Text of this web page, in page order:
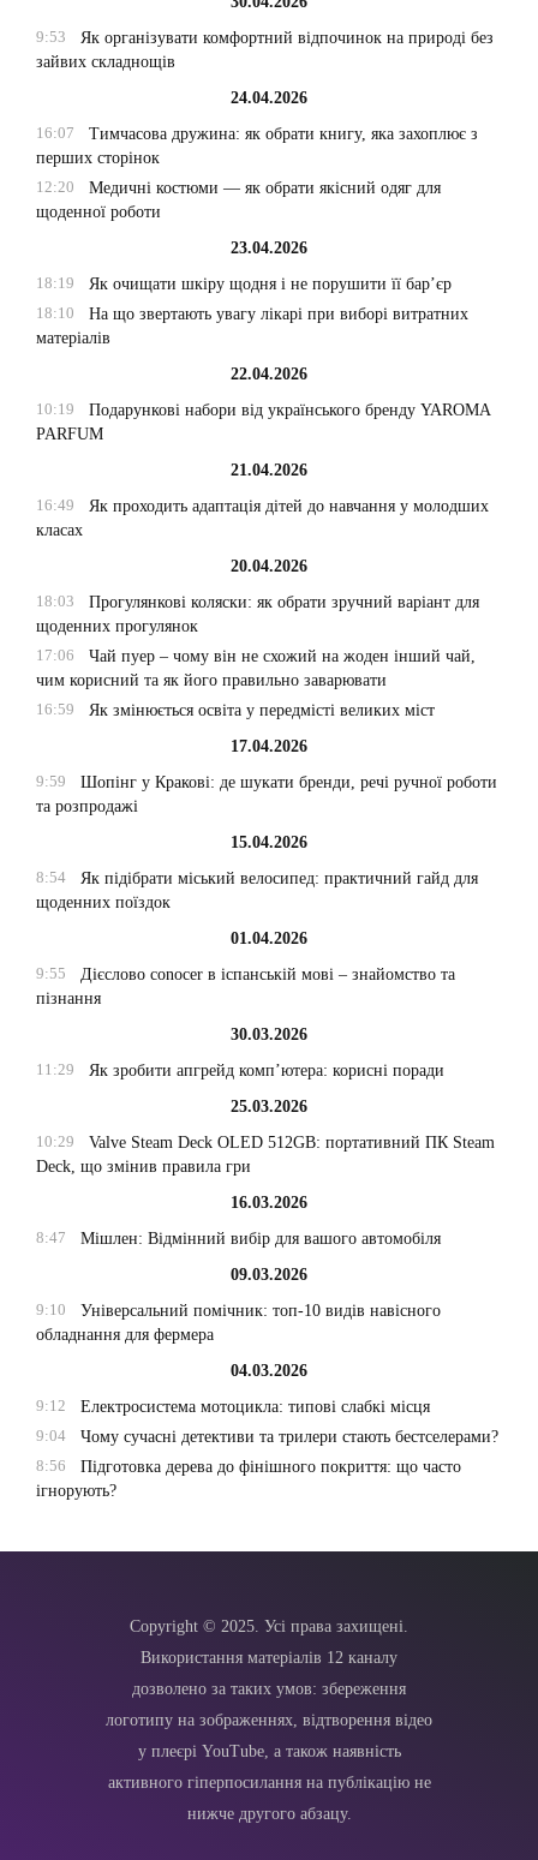
9:53
Як організувати комфортний відпочинок на природі без
зайвих складнощів
24.04.2026
16:07
Тимчасова дружина: як обрати книгу, яка захоплює з
перших сторінок
12:20
Медичні костюми — як обрати якісний одяг для
щоденної роботи
23.04.2026
18:19
Як очищати шкіру щодня і не порушити її бар’єр
18:10
На що звертають увагу лікарі при виборі витратних
матеріалів
22.04.2026
10:19
Подарункові набори від українського бренду YAROMA
PARFUM
21.04.2026
16:49
Як проходить адаптація дітей до навчання у молодших
класах
20.04.2026
18:03
Прогулянкові коляски: як обрати зручний варіант для
щоденних прогулянок
17:06
Чай пуер – чому він не схожий на жоден інший чай,
чим корисний та як його правильно заварювати
16:59
Як змінюється освіта у передмісті великих міст
17.04.2026
9:59
Шопінг у Кракові: де шукати бренди, речі ручної роботи
та розпродажі
15.04.2026
8:54
Як підібрати міський велосипед: практичний гайд для
щоденних поїздок
01.04.2026
9:55
Дієслово conocer в іспанській мові – знайомство та
пізнання
30.03.2026
11:29
Як зробити апгрейд комп’ютера: корисні поради
25.03.2026
10:29
Valve Steam Deck OLED 512GB: портативний ПК Steam
Deck, що змінив правила гри
16.03.2026
8:47
Мішлен: Відмінний вибір для вашого автомобіля
09.03.2026
9:10
Універсальний помічник: топ-10 видів навісного
обладнання для фермера
04.03.2026
9:12
Електросистема мотоцикла: типові слабкі місця
9:04
Чому сучасні детективи та трилери стають бестселерами?
8:56
Підготовка дерева до фінішного покриття: що часто
ігнорують?
Copyright © 2025. Усі права захищені.
Використання матеріалів 12 каналу
дозволено за таких умов: збереження
логотипу на зображеннях, відтворення відео
у плеєрі YouTube, а також наявність
активного гіперпосилання на публікацію не
нижче другого абзацу.